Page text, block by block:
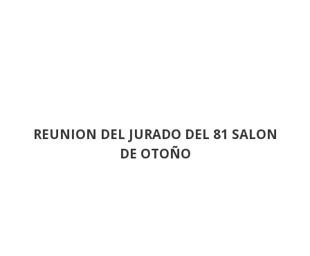
REUNION DEL JURADO DEL 81 SALON
DE OTOÑO